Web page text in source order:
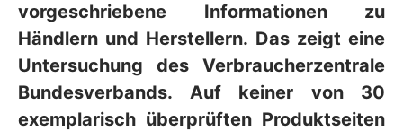
vorgeschriebene Informationen zu
Händlern und Herstellern. Das zeigt eine
Untersuchung des Verbraucherzentrale
Bundesverbands. Auf keiner von 30
exemplarisch überprüften Produktseiten